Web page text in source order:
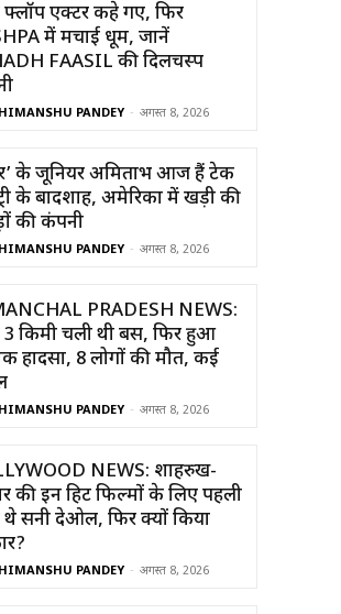
एक्टर कहे गए, फिर
में मचाई धूम, जानें
FAASIL की दिलचस्प
HIMANSHU PANDEY - अगस्त 8, 2026
के जूनियर अमिताभ आज हैं टेक
के बादशाह, अमेरिका में खड़ी की
की कंपनी
HIMANSHU PANDEY - अगस्त 8, 2026
PRADESH NEWS:
3 किमी चली थी बस, फिर हुआ
हादसा, 8 लोगों की मौत, कई
HIMANSHU PANDEY - अगस्त 8, 2026
NEWS: शाहरुख-
की इन हिट फिल्मों के लिए पहली
सनी देओल, फिर क्यों किया
HIMANSHU PANDEY - अगस्त 8, 2026